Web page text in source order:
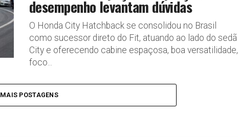
desempenho levantam dúvidas
O Honda City Hatchback se consolidou no Brasil
como sucessor direto do Fit, atuando ao lado do sedã
City e oferecendo cabine espaçosa, boa versatilidade,
foco...
MAIS POSTAGENS